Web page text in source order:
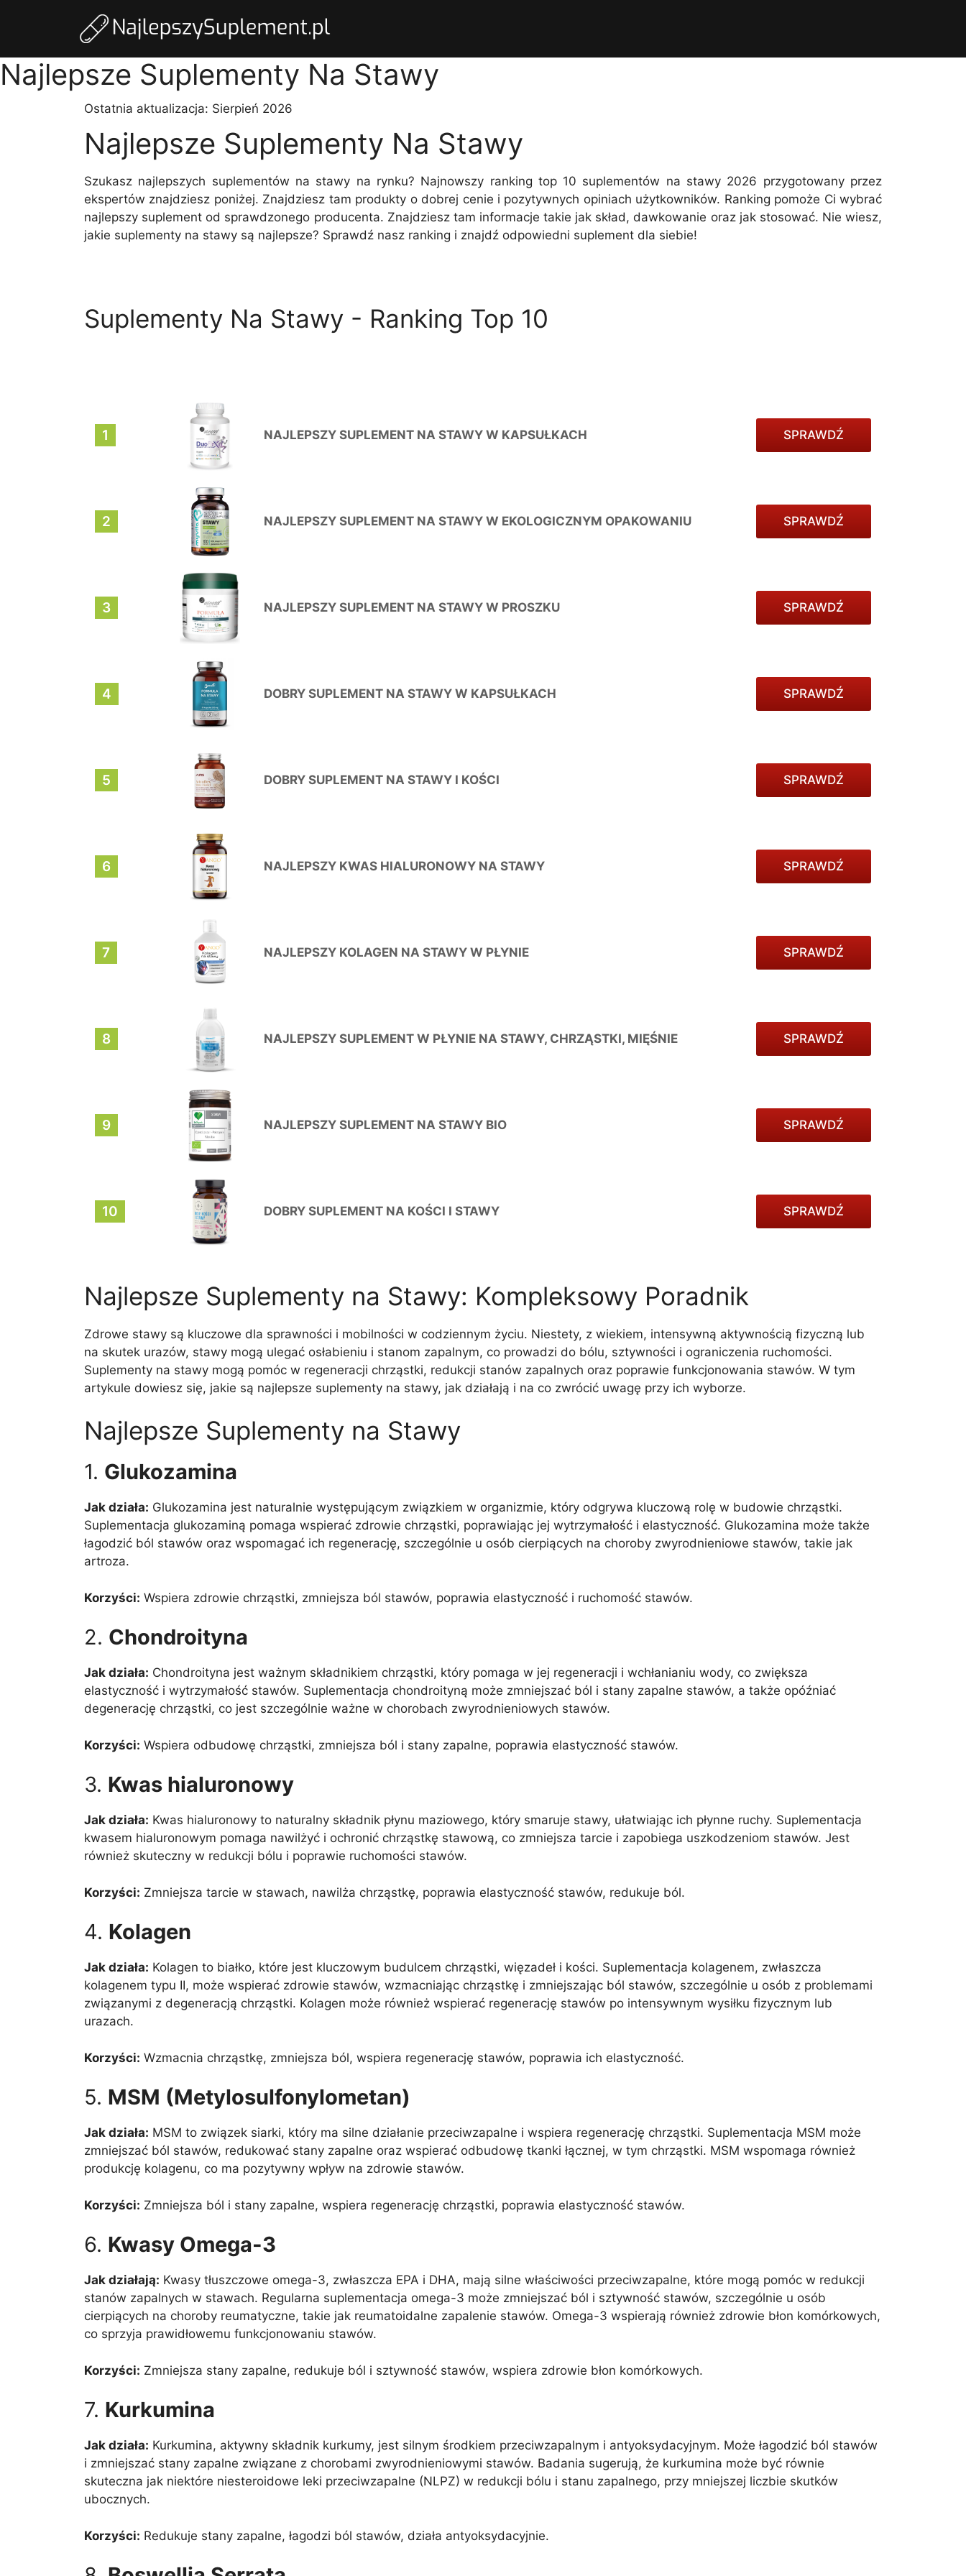
Najlepsze Suplementy Na Stawy
Ostatnia aktualizacja: Sierpień 2026
Najlepsze Suplementy Na Stawy
Szukasz najlepszych suplementów na stawy na rynku? Najnowszy ranking top 10 suplementów na stawy 2026 przygotowany przez
ekspertów znajdziesz poniżej. Znajdziesz tam produkty o dobrej cenie i pozytywnych opiniach użytkowników. Ranking pomoże Ci wybrać
najlepszy suplement od sprawdzonego producenta. Znajdziesz tam informacje takie jak skład, dawkowanie oraz jak stosować. Nie wiesz,
jakie suplementy na stawy są najlepsze? Sprawdź nasz ranking i znajdź odpowiedni suplement dla siebie!
Suplementy Na Stawy - Ranking Top 10
1 NAJLEPSZY SUPLEMENT NA STAWY W KAPSUŁKACH SPRAWDŹ
2 NAJLEPSZY SUPLEMENT NA STAWY W EKOLOGICZNYM OPAKOWANIU SPRAWDŹ
3 NAJLEPSZY SUPLEMENT NA STAWY W PROSZKU SPRAWDŹ
4 DOBRY SUPLEMENT NA STAWY W KAPSUŁKACH SPRAWDŹ
5 DOBRY SUPLEMENT NA STAWY I KOŚCI SPRAWDŹ
6 NAJLEPSZY KWAS HIALURONOWY NA STAWY SPRAWDŹ
7 NAJLEPSZY KOLAGEN NA STAWY W PŁYNIE SPRAWDŹ
8 NAJLEPSZY SUPLEMENT W PŁYNIE NA STAWY, CHRZĄSTKI, MIĘŚNIE SPRAWDŹ
9 NAJLEPSZY SUPLEMENT NA STAWY BIO SPRAWDŹ
10 DOBRY SUPLEMENT NA KOŚCI I STAWY SPRAWDŹ
Najlepsze Suplementy na Stawy: Kompleksowy Poradnik
Zdrowe stawy są kluczowe dla sprawności i mobilności w codziennym życiu. Niestety, z wiekiem, intensywną aktywnością fizyczną lub
na skutek urazów, stawy mogą ulegać osłabieniu i stanom zapalnym, co prowadzi do bólu, sztywności i ograniczenia ruchomości.
Suplementy na stawy mogą pomóc w regeneracji chrząstki, redukcji stanów zapalnych oraz poprawie funkcjonowania stawów. W tym
artykule dowiesz się, jakie są najlepsze suplementy na stawy, jak działają i na co zwrócić uwagę przy ich wyborze.
Najlepsze Suplementy na Stawy
1. Glukozamina
Jak działa: Glukozamina jest naturalnie występującym związkiem w organizmie, który odgrywa kluczową rolę w budowie chrząstki.
Suplementacja glukozaminą pomaga wspierać zdrowie chrząstki, poprawiając jej wytrzymałość i elastyczność. Glukozamina może także
łagodzić ból stawów oraz wspomagać ich regenerację, szczególnie u osób cierpiących na choroby zwyrodnieniowe stawów, takie jak
artroza.
Korzyści: Wspiera zdrowie chrząstki, zmniejsza ból stawów, poprawia elastyczność i ruchomość stawów.
2. Chondroityna
Jak działa: Chondroityna jest ważnym składnikiem chrząstki, który pomaga w jej regeneracji i wchłanianiu wody, co zwiększa
elastyczność i wytrzymałość stawów. Suplementacja chondroityną może zmniejszać ból i stany zapalne stawów, a także opóźniać
degenerację chrząstki, co jest szczególnie ważne w chorobach zwyrodnieniowych stawów.
Korzyści: Wspiera odbudowę chrząstki, zmniejsza ból i stany zapalne, poprawia elastyczność stawów.
3. Kwas hialuronowy
Jak działa: Kwas hialuronowy to naturalny składnik płynu maziowego, który smaruje stawy, ułatwiając ich płynne ruchy. Suplementacja
kwasem hialuronowym pomaga nawilżyć i ochronić chrząstkę stawową, co zmniejsza tarcie i zapobiega uszkodzeniom stawów. Jest
również skuteczny w redukcji bólu i poprawie ruchomości stawów.
Korzyści: Zmniejsza tarcie w stawach, nawilża chrząstkę, poprawia elastyczność stawów, redukuje ból.
4. Kolagen
Jak działa: Kolagen to białko, które jest kluczowym budulcem chrząstki, więzadeł i kości. Suplementacja kolagenem, zwłaszcza
kolagenem typu II, może wspierać zdrowie stawów, wzmacniając chrząstkę i zmniejszając ból stawów, szczególnie u osób z problemami
związanymi z degeneracją chrząstki. Kolagen może również wspierać regenerację stawów po intensywnym wysiłku fizycznym lub
urazach.
Korzyści: Wzmacnia chrząstkę, zmniejsza ból, wspiera regenerację stawów, poprawia ich elastyczność.
5. MSM (Metylosulfonylometan)
Jak działa: MSM to związek siarki, który ma silne działanie przeciwzapalne i wspiera regenerację chrząstki. Suplementacja MSM może
zmniejszać ból stawów, redukować stany zapalne oraz wspierać odbudowę tkanki łącznej, w tym chrząstki. MSM wspomaga również
produkcję kolagenu, co ma pozytywny wpływ na zdrowie stawów.
Korzyści: Zmniejsza ból i stany zapalne, wspiera regenerację chrząstki, poprawia elastyczność stawów.
6. Kwasy Omega-3
Jak działają: Kwasy tłuszczowe omega-3, zwłaszcza EPA i DHA, mają silne właściwości przeciwzapalne, które mogą pomóc w redukcji
stanów zapalnych w stawach. Regularna suplementacja omega-3 może zmniejszać ból i sztywność stawów, szczególnie u osób
cierpiących na choroby reumatyczne, takie jak reumatoidalne zapalenie stawów. Omega-3 wspierają również zdrowie błon komórkowych,
co sprzyja prawidłowemu funkcjonowaniu stawów.
Korzyści: Zmniejsza stany zapalne, redukuje ból i sztywność stawów, wspiera zdrowie błon komórkowych.
7. Kurkumina
Jak działa: Kurkumina, aktywny składnik kurkumy, jest silnym środkiem przeciwzapalnym i antyoksydacyjnym. Może łagodzić ból stawów
i zmniejszać stany zapalne związane z chorobami zwyrodnieniowymi stawów. Badania sugerują, że kurkumina może być równie
skuteczna jak niektóre niesteroidowe leki przeciwzapalne (NLPZ) w redukcji bólu i stanu zapalnego, przy mniejszej liczbie skutków
ubocznych.
Korzyści: Redukuje stany zapalne, łagodzi ból stawów, działa antyoksydacyjnie.